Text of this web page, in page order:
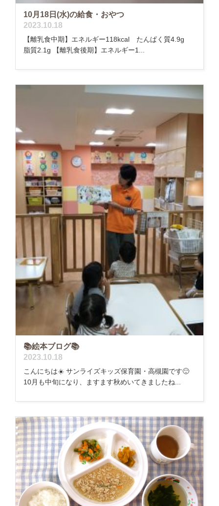
10月18日(水)の給食・おやつ
2023.10.18
【離乳食中期】エネルギー118kcal たんぱく質4.9g
脂質2.1g 【離乳食後期】エネルギー1...
📚絵本ブログ📚
2023.10.18
こんにちは☀️ サンライズキッズ保育園・高槻園です🙂
10月も中旬になり、ますます秋めいてきましたね...